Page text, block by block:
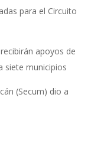
para el Circuito
apoyos de
siete municipios
(Secum) dio a